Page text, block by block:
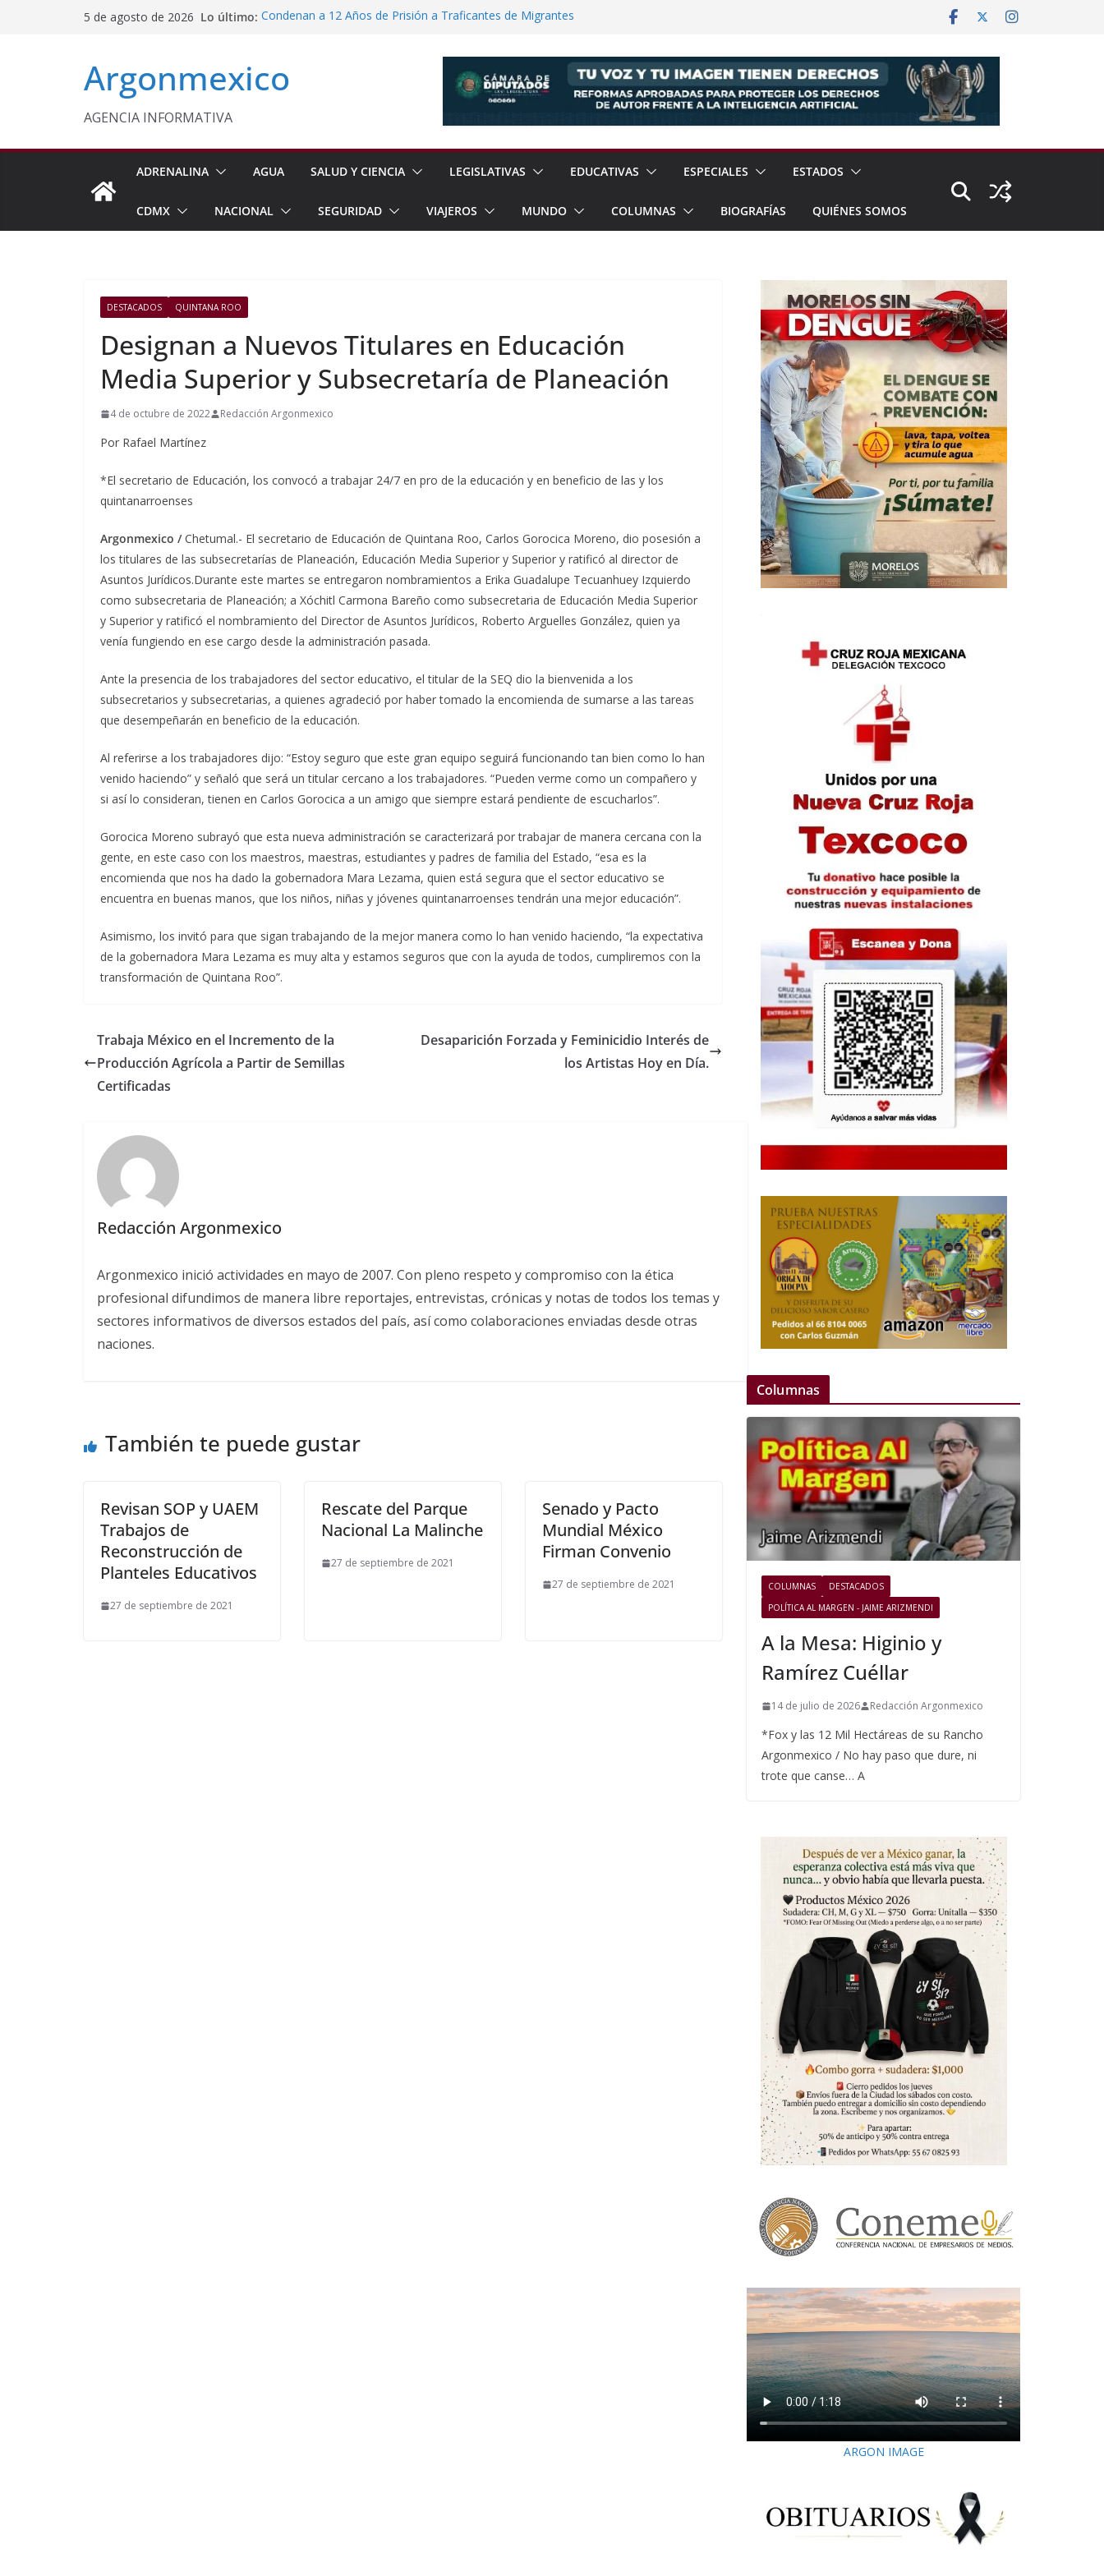
5 de agosto de 2026 Lo último: Condenan a 12 Años de Prisión a Traficantes de Migrantes
California
Vinculan a Proceso a Presunto Feminicida en Almoloya de
Argonmexico
AGENCIA INFORMATIVA
ADRENALINA AGUA SALUD Y CIENCIA LEGISLATIVAS EDUCATIVAS ESPECIALES ESTADOS
CDMX NACIONAL SEGURIDAD VIAJEROS MUNDO COLUMNAS BIOGRAFÍAS QUIÉNES SOMOS
DESTACADOS QUINTANA ROO
Designan a Nuevos Titulares en Educación
Media Superior y Subsecretaría de Planeación
4 de octubre de 2022 Redacción Argonmexico
Por Rafael Martínez
*El secretario de Educación, los convocó a trabajar 24/7 en pro de la educación y en beneficio de las y los
quintanarroenses
Argonmexico /Chetumal.- El secretario de Educación de Quintana Roo, Carlos Gorocica Moreno, dio posesión a
los titulares de las subsecretarías de Planeación, Educación Media Superior y Superior y ratificó al director de
Asuntos Jurídicos.Durante este martes se entregaron nombramientos a Erika Guadalupe Tecuanhuey Izquierdo
como subsecretaria de Planeación; a Xóchitl Carmona Bareño como subsecretaria de Educación Media Superior
y Superior y ratificó el nombramiento del Director de Asuntos Jurídicos, Roberto Arguelles González, quien ya
venía fungiendo en ese cargo desde la administración pasada.
Ante la presencia de los trabajadores del sector educativo, el titular de la SEQ dio la bienvenida a los
subsecretarios y subsecretarias, a quienes agradeció por haber tomado la encomienda de sumarse a las tareas
que desempeñarán en beneficio de la educación.
Al referirse a los trabajadores dijo: “Estoy seguro que este gran equipo seguirá funcionando tan bien como lo han
venido haciendo” y señaló que será un titular cercano a los trabajadores. “Pueden verme como un compañero y
si así lo consideran, tienen en Carlos Gorocica a un amigo que siempre estará pendiente de escucharlos”.
Gorocica Moreno subrayó que esta nueva administración se caracterizará por trabajar de manera cercana con la
gente, en este caso con los maestros, maestras, estudiantes y padres de familia del Estado, “esa es la
encomienda que nos ha dado la gobernadora Mara Lezama, quien está segura que el sector educativo se
encuentra en buenas manos, que los niños, niñas y jóvenes quintanarroenses tendrán una mejor educación”.
Asimismo, los invitó para que sigan trabajando de la mejor manera como lo han venido haciendo, “la expectativa
de la gobernadora Mara Lezama es muy alta y estamos seguros que con la ayuda de todos, cumpliremos con la
transformación de Quintana Roo”.
Trabaja México en el Incremento de la
Producción Agrícola a Partir de Semillas
Certificadas
Desaparición Forzada y Feminicidio Interés de
los Artistas Hoy en Día.
Redacción Argonmexico
Argonmexico inició actividades en mayo de 2007. Con pleno respeto y compromiso con la ética
profesional difundimos de manera libre reportajes, entrevistas, crónicas y notas de todos los temas y
sectores informativos de diversos estados del país, así como colaboraciones enviadas desde otras
naciones.
También te puede gustar
Revisan SOP y UAEM
Trabajos de
Reconstrucción de
Planteles Educativos
27 de septiembre de 2021
Rescate del Parque
Nacional La Malinche
27 de septiembre de 2021
Senado y Pacto
Mundial México
Firman Convenio
27 de septiembre de 2021
Columnas
COLUMNAS
DESTACADOS
POLÍTICA AL MARGEN - JAIME ARIZMENDI
A la Mesa: Higinio y
Ramírez Cuéllar
14 de julio de 2026 Redacción Argonmexico
*Fox y las 12 Mil Hectáreas de su Rancho
Argonmexico / No hay paso que dure, ni
trote que canse… A
ARGON IMAGE